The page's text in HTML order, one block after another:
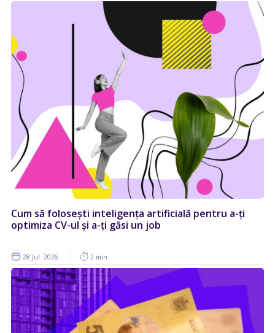
Cum să folosești inteligența artificială pentru a-ți
optimiza CV-ul și a-ți găsi un job
28 Jul. 2026 2 min